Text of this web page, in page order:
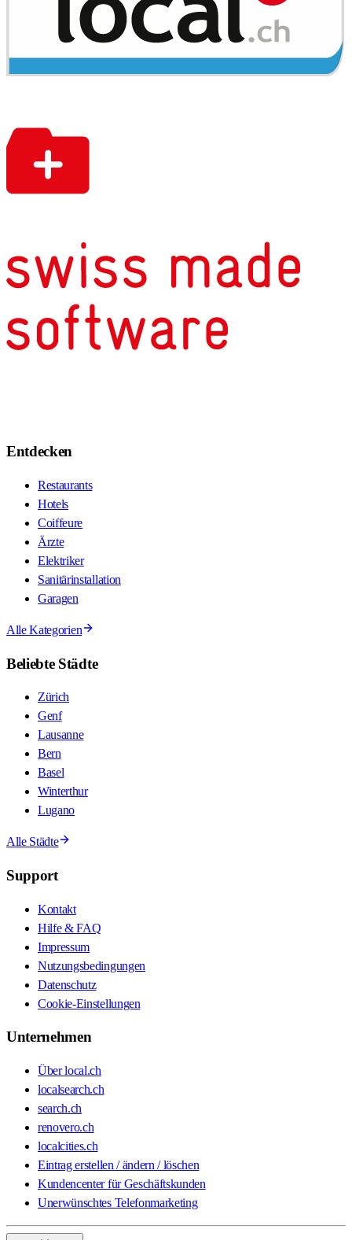
Entdecken
Restaurants
Hotels
Coiffeure
Ärzte
Elektriker
Sanitärinstallation
Garagen
Alle Kategorien
Beliebte Städte
Zürich
Genf
Lausanne
Bern
Basel
Winterthur
Lugano
Alle Städte
Support
Kontakt
Hilfe & FAQ
Impressum
Nutzungsbedingungen
Datenschutz
Cookie-Einstellungen
Unternehmen
Über local.ch
localsearch.ch
search.ch
renovero.ch
localcities.ch
Eintrag erstellen / ändern / löschen
Kundencenter für Geschäftskunden
Unerwünschtes Telefonmarketing